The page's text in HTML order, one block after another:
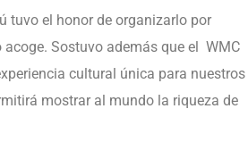
tuvo el honor de organizarlo por
Sostuvo además que el WMC
cultural única para nuestros
mostrar al mundo la riqueza de